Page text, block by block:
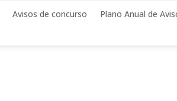
Avisos de concurso Plano Anual de